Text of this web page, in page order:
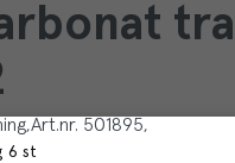
Art.nr. 501895
6 st